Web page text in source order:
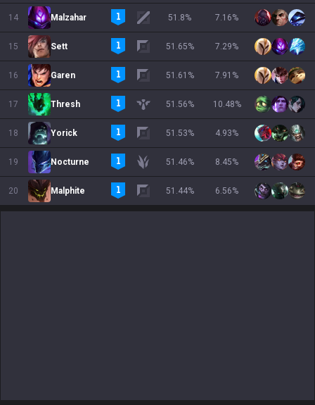
14 Malzahar 51.8% 7.16%
15 Sett 51.65% 7.29%
16 Garen 51.61 % 7.91 %
17 Thresh 51.56% 10.48%
18 Yorick 51.53% 4.93%
19 Nocturne 51.46% 8.45%
20 Malphite 51.44% 6.56%